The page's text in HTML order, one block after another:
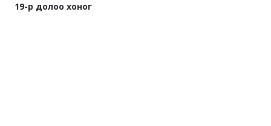
19-р долоо хоног